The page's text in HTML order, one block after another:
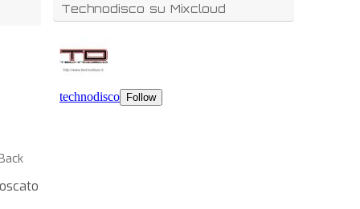
Technodisco su Mixcloud